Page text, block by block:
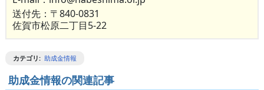
送付先：〒840-0831
佐賀市松原二丁目5-22
カテゴリ: 助成金情報
助成金情報の関連記事